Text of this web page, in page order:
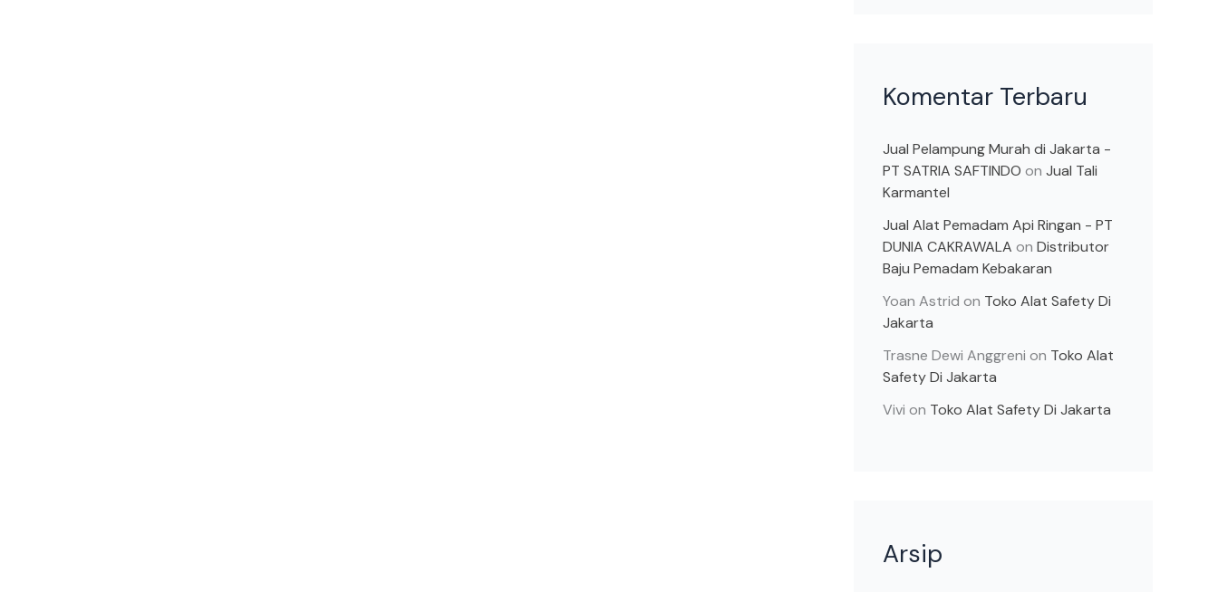
Komentar Terbaru
Jual Pelampung Murah di Jakarta -
PT SATRIA SAFTINDO on Jual Tali
Karmantel
Jual Alat Pemadam Api Ringan - PT
DUNIA CAKRAWALA on Distributor
Baju Pemadam Kebakaran
Yoan Astrid on Toko Alat Safety Di
Jakarta
Trasne Dewi Anggreni on Toko Alat
Safety Di Jakarta
Vivi on Toko Alat Safety Di Jakarta
Arsip